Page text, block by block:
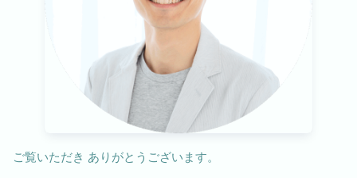
ご覧いただき ありがとうございます。